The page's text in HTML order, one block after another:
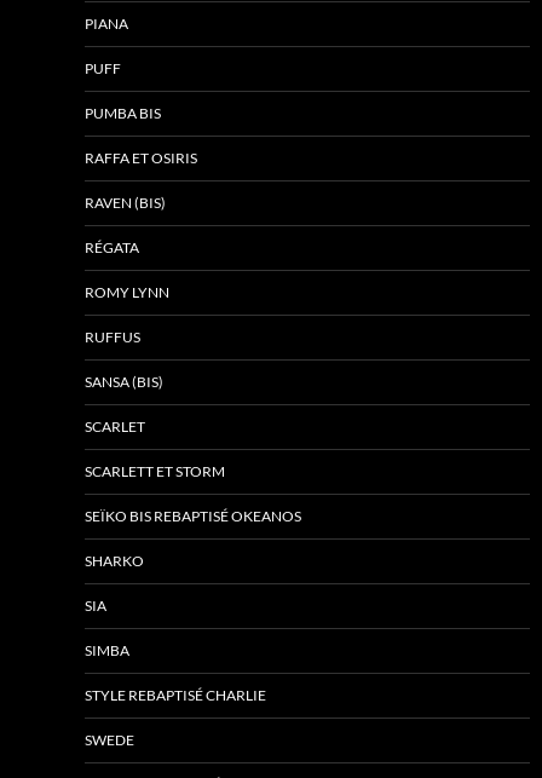
PIANA
PUFF
PUMBA BIS
RAFFA ET OSIRIS
RAVEN (BIS)
RÉGATA
ROMY LYNN
RUFFUS
SANSA (BIS)
SCARLET
SCARLETT ET STORM
SEÏKO BIS REBAPTISÉ OKEANOS
SHARKO
SIA
SIMBA
STYLE REBAPTISÉ CHARLIE
SWEDE